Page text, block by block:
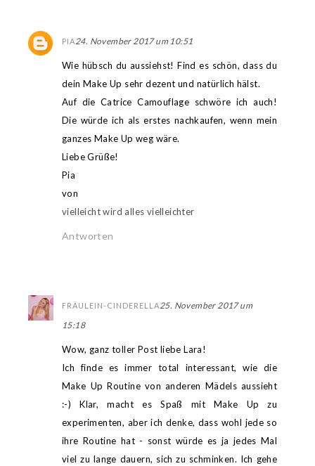
PIA24. November 2017 um 10:51
Wie hübsch du aussiehst! Find es schön, dass du
dein Make Up sehr dezent und natürlich hälst.
Auf die Catrice Camouflage schwöre ich auch!
Die würde ich als erstes nachkaufen, wenn mein
ganzes Make Up weg wäre.
Liebe Grüße!
Pia
von
vielleicht wird alles vielleichter
Antworten
FRÄULEIN-CINDERELLA25. November 2017 um
15:18
Wow, ganz toller Post liebe Lara!
Ich finde es immer total interessant, wie die
Make Up Routine von anderen Mädels aussieht
:-) Klar, macht es Spaß mit Make Up zu
experimenten, aber ich denke, dass wohl jede so
ihre Routine hat - sonst würde es ja jedes Mal
viel zu lange dauern, sich zu schminken. Ich gehe